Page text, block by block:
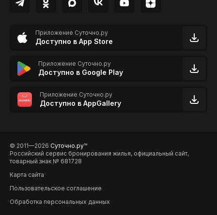
Приложение Суточно.ру
Доступно в App Store
Приложение Суточно.ру
Доступно в Google Play
Приложение Суточно.ру
Доступно в AppGallery
© 2011—2026 Суточно.руTM
Российский сервис бронирования жилья, официальный сайт,
товарный знак № 681728
Карта сайта
Пользовательское соглашение
Обработка персональных данных